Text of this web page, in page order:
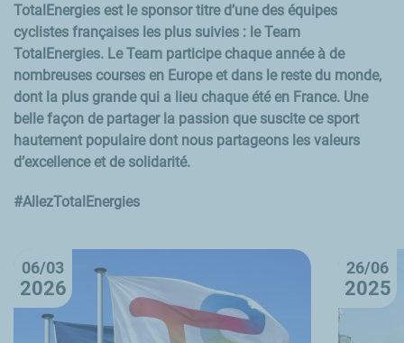
TotalEnergies est le sponsor titre d’une des équipes
cyclistes françaises les plus suivies : le Team
TotalEnergies. Le Team participe chaque année à de
nombreuses courses en Europe et dans le reste du monde,
dont la plus grande qui a lieu chaque été en France. Une
belle façon de partager la passion que suscite ce sport
hautement populaire dont nous partageons les valeurs
d’excellence et de solidarité.
#AllezTotalEnergies
06/03
2026
26/06
2025